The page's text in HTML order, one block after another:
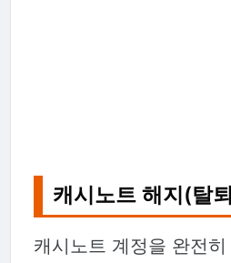
캐시노트 해지(탈
캐시노트 계정을 완전